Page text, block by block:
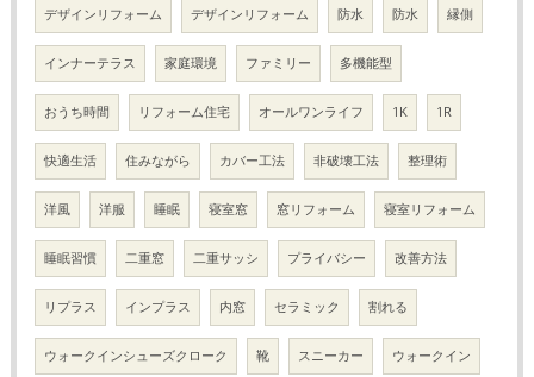
デザインリフォーム デザインリフォーム 防水 防水 縁側
インナーテラス 家庭環境 ファミリー 多機能型
おうち時間 リフォーム住宅 オールワンライフ 1K 1R
快適生活 住みながら カバー工法 非破壊工法 整理術
洋風 洋服 睡眠 寝室窓 窓リフォーム 寝室リフォーム
睡眠習慣 二重窓 二重サッシ プライバシー 改善方法
リプラス インプラス 内窓 セラミック 割れる
ウォークインシューズクローク 靴 スニーカー ウォークイン